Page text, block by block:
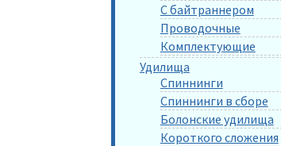
С байтраннером
Проводочные
Комплектующие
Удилища
Спиннинги
Спиннинги в сборе
Болонские удилища
Короткого сложения